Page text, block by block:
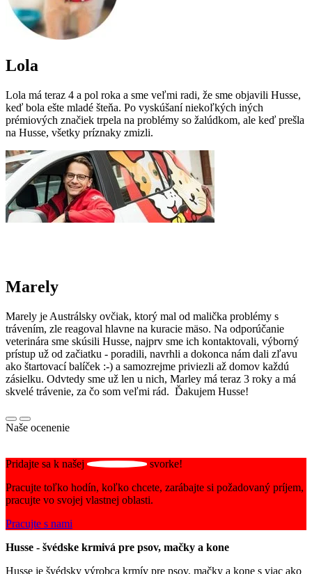
Lola
Lola má teraz 4 a pol roka a sme veľmi radi, že sme objavili Husse,
keď bola ešte mladé šteňa. Po vyskúšaní niekoľkých iných
prémiových značiek trpela na problémy so žalúdkom, ale keď prešla
na Husse, všetky príznaky zmizli.
Marely
Marely je Austrálsky ovčiak, ktorý mal od malička problémy s
trávením, zle reagoval hlavne na kuracie mäso. Na odporúčanie
veterinára sme skúsili Husse, najprv sme ich kontaktovali, výborný
prístup už od začiatku - poradili, navrhli a dokonca nám dali zľavu
ako štartovací balíček :-) a samozrejme priviezli až domov každú
zásielku. Odvtedy sme už len u nich, Marley má teraz 3 roky a má
skvelé trávenie, za čo som veľmi rád. Ďakujem Husse!
Naše ocenenie
Pridajte sa k našej
svorke!
Pracujte toľko hodín, koľko chcete, zarábajte si požadovaný príjem,
pracujte vo svojej vlastnej oblasti.
Pracujte s nami
Husse - švédske krmivá pre psov, mačky a kone
Husse je švédsky výrobca krmív pre psov, mačky a kone s viac ako